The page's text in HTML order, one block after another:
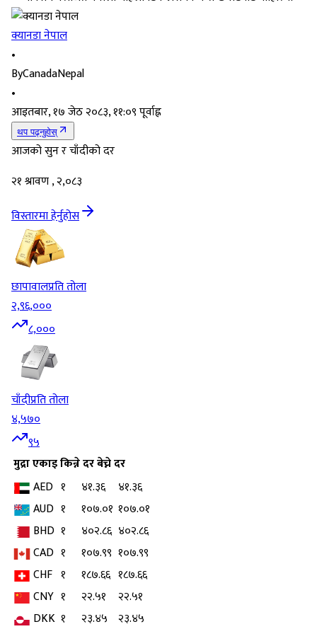
क्यानडा नेपाल
•
ByCanadaNepal
•
आइतबार, १७ जेठ २०८३, ११:०९ पूर्वाह्न
थप पढ्नुहोस्
आजको सुन र चाँदीको दर
२१ श्रावण , २,०८३
विस्तारमा हेर्नुहोस
छापावालप्रति तोला
२,९६,०००
८,०००
चाँदीप्रति तोला
४,५७०
९५
मुद्राएकाइकिन्ने दरबेच्ने दर
AED १ ४१.३६
४१.३६
AUD १ १०७.०१ १०७.०१
BHD १ ४०२.८६ ४०२.८६
CAD १ १०७.९९ १०७.९९
CHF १ १८७.६६ १८७.६६
CNY १ २२.५१
२२.५१
DKK १ २३.४५ २३.४५